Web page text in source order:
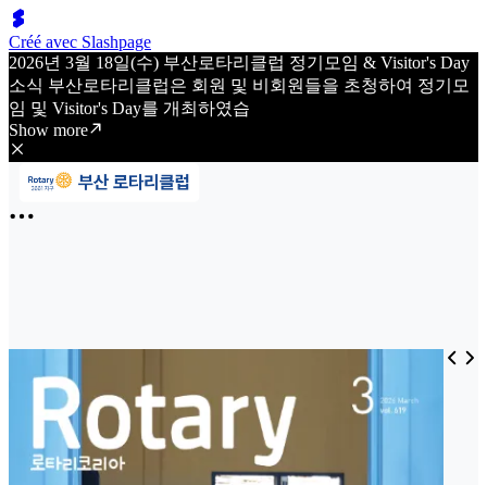
Créé avec Slashpage
2026년 3월 18일(수) 부산로타리클럽 정기모임 & Visitor's Day
소식 부산로타리클럽은 회원 및 비회원들을 초청하여 정기모
임 및 Visitor's Day를 개최하였습
Show more